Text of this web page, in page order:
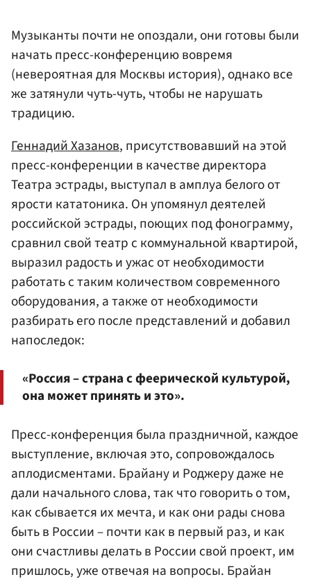
Музыканты почти не опоздали, они готовы были
начать пресс-конференцию вовремя
(невероятная для Москвы история), однако все
же затянули чуть-чуть, чтобы не нарушать
традицию.
Геннадий Хазанов, присутствовавший на этой
пресс-конференции в качестве директора
Театра эстрады, выступал в амплуа белого от
ярости кататоника. Он упомянул деятелей
российской эстрады, поющих под фонограмму,
сравнил свой театр с коммунальной квартирой,
выразил радость и ужас от необходимости
работать с таким количеством современного
оборудования, а также от необходимости
разбирать его после представлений и добавил
напоследок:
«Россия – страна с феерической культурой,
она может принять и это».
Пресс-конференция была праздничной, каждое
выступление, включая это, сопровождалось
аплодисментами. Брайану и Роджеру даже не
дали начального слова, так что говорить о том,
как сбывается их мечта, и как они рады снова
быть в России – почти как в первый раз, и как
они счастливы делать в России свой проект, им
пришлось, уже отвечая на вопросы. Брайан